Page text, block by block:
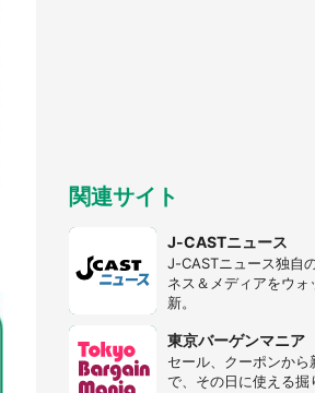
求めると、住人の男性が
関連サイト
J-CASTニュース
J-CASTニュース独自
ネス＆メディアをウォ
新。
東京バーゲンマニア
セール、クーポンから
で、その日に使える掘